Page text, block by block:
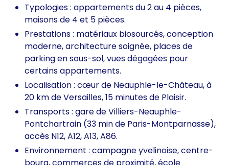
Typologies : appartements du 2 au 4 pièces,
maisons de 4 et 5 pièces.
Prestations : matériaux biosourcés, conception
moderne, architecture soignée, places de
parking en sous-sol, vues dégagées pour
certains appartements.
Localisation : cœur de Neauphle-le-Château, à
20 km de Versailles, 15 minutes de Plaisir.
Transports : gare de Villiers-Neauphle-
Pontchartrain (33 min de Paris-Montparnasse),
accès N12, A12, A13, A86.
Environnement : campagne yvelinoise, centre-